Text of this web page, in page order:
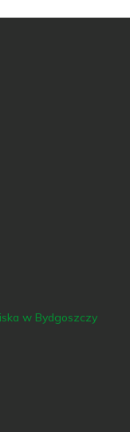
w Bydgoszczy